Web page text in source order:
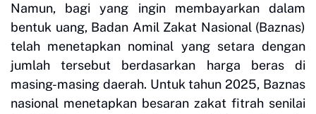
Namun, bagi yang ingin membayarkan dalam
bentuk uang, Badan Amil Zakat Nasional (Baznas)
telah menetapkan nominal yang setara dengan
jumlah tersebut berdasarkan harga beras di
masing-masing daerah. Untuk tahun 2025, Baznas
nasional menetapkan besaran zakat fitrah senilai